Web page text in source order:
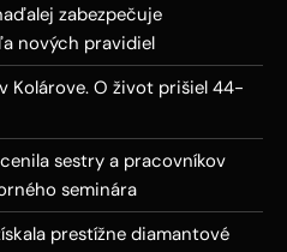
zabezpečuje
nových pravidiel
Kolárove. O život prišiel 44-
sestry a pracovníkov
seminára
prestížne diamantové